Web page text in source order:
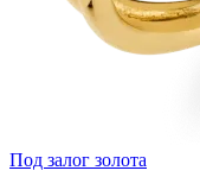
Под залог золота